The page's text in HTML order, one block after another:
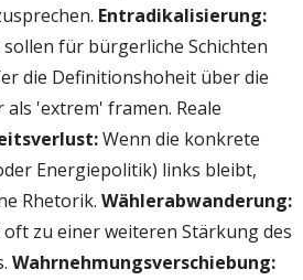
Entradikalisierung:
für bürgerliche Schichten
die Definitionshoheit über die
'extrem' framen. Reale
Wenn die konkrete
Energiepolitik) links bleibt,
Rhetorik. Wählerabwanderung:
zu einer weiteren Stärkung des
Wahrnehmungsverschiebung: